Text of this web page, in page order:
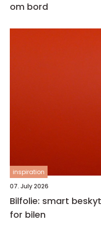
om bord
inspiration
07. July 2026
Bilfolie: smart
for bilen